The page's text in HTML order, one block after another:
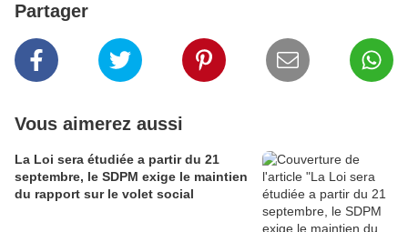
Partager
Vous aimerez aussi
La Loi sera étudiée a partir du 21
septembre, le SDPM exige le maintien
du rapport sur le volet social